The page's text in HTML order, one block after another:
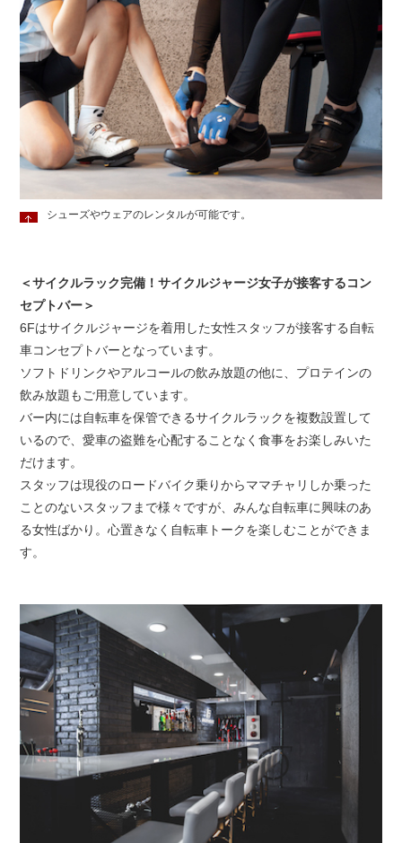
シューズやウェアのレンタルが可能です。
＜サイクルラック完備！サイクルジャージ女子が接客するコン
セプトバー＞
6Fはサイクルジャージを着用した女性スタッフが接客する自転
車コンセプトバーとなっています。
ソフトドリンクやアルコールの飲み放題の他に、プロテインの
飲み放題もご用意しています。
バー内には自転車を保管できるサイクルラックを複数設置して
いるので、愛車の盗難を心配することなく食事をお楽しみいた
だけます。
スタッフは現役のロードバイク乗りからママチャリしか乗った
ことのないスタッフまで様々ですが、みんな自転車に興味のあ
る女性ばかり。心置きなく自転車トークを楽しむことができま
す。